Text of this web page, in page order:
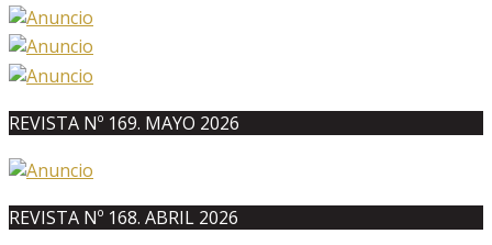
REVISTA Nº 169. MAYO 2026
REVISTA Nº 168. ABRIL 2026